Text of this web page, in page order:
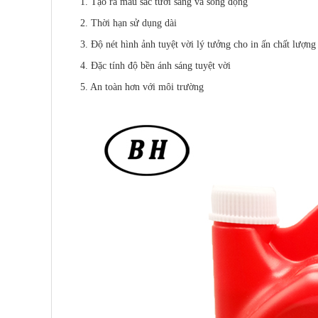
2. Thời hạn sử dụng dài
3. Độ nét hình ảnh tuyệt vời lý tưởng cho in ấn chất lượng
4. Đặc tính độ bền ánh sáng tuyệt vời
5. An toàn hơn với môi trường